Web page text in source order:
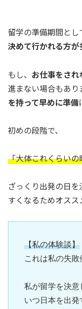
留学の準備期間とし
決めて行かれる方が
もし、 お仕事をさ
進まない場合もあり
を持って早めに準備
初めの段階で、
「大体これくらい
ざっくり出発の日
すくなるためオスス
【私の体験談】
これは私の失敗
私が留学を決
いつ日本を出